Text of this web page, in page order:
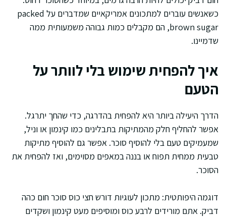
כשאנשים עוברים למתכונים אמריקאיים שמדברים על packed
brown sugar, הם מקבלים כמות גבוהה משמעותית ממה
שדמיינו.
איך להפחית שימוש בלי לוותר על
הטעם
הדרך היעילה ביותר היא להפחית בהדרגה, כדי שהחך יתרגל.
אפשר להחליף חלק מהמתיקות בתבלינים כמו קינמון או וניל,
שמעמיקים טעם בלי להוסיף סוכר. אפשר גם להוסיף מתיקות
טבעית ממחית תפוח או בננה במאפים מסוימים, ואז להפחית את
הסוכר.
דוגמה היפותטית: מתכון לעוגיות דורש חצי כוס סוכר חום כהה
דביק. אתם מורידים לרבע כוס ומוסיפים מעט קינמון ושקדים